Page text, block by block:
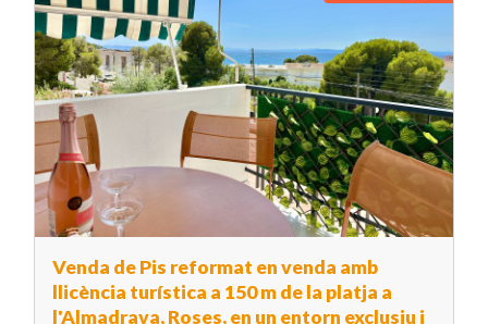
Venda de Pis reformat en venda amb
llicència turística a 150 m de la platja a
l'Almadrava, Roses, en un entorn exclusiu i